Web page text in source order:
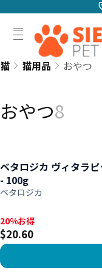
猫 猫用品 おやつ
おやつ8
ベタロジカ ヴィタラ
- 100g
ベタロジカ
20%お得, $20.60
20%お得
$20.60